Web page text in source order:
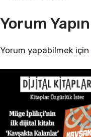
Yorum Yapın
Yorum yapabilmek için